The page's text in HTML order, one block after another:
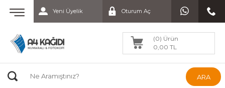
Yeni Üyelik Oturum Aç
(0) Ürün
0,00 TL
ARA